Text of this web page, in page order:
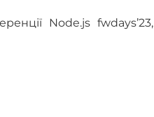
Node.js fwdays’23,